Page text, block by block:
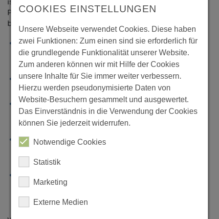
Projektes, die unter anderem folgende Fragen
beantwortet:
Welche Begriffe, Themen und Formulierungen nutzen
die Kunden auf den verschiedenen
Kommunikationskanälen des Unternehmens?
Wie unterscheiden sich Dialoge mit Bestandskunden
von denen mit Neukunden?
Nutzen Kunden vorrangig synchrone
Kommunikationskanäle wie das Telefon oder eher
asynchrone Kanäle wie den Website-Chat?
Wie hoch ist der prozentuale Anteil asynchroner
Kommunikation wie E-Mail, Social Media und Mobile
Messaging?
Kann sichergestellt werden, dass Mitarbeiter im
Kundenservice die Mensch-Maschine-Kommunikation
nahtlos weiterführen können, um einen konsistenten
Service zu gewährleisten?
COOKIES EINSTELLUNGEN
Unsere Webseite verwendet Cookies. Diese haben
zwei Funktionen: Zum einen sind sie erforderlich für
die grundlegende Funktionalität unserer Website.
Zum anderen können wir mit Hilfe der Cookies
unsere Inhalte für Sie immer weiter verbessern.
Hierzu werden pseudonymisierte Daten von
Website-Besuchern gesammelt und ausgewertet.
Das Einverständnis in die Verwendung der Cookies
können Sie jederzeit widerrufen.
Notwendige Cookies
Statistik
Marketing
Externe Medien